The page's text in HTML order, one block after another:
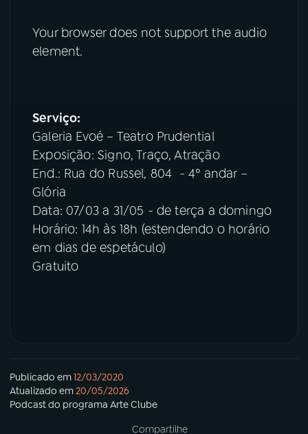
Your browser does not support the audio
element.
Serviço:
Galeria Evoé – Teatro Prudential
Exposição: Signo, Traço, Atração
End.: Rua do Russel, 804 - 4º andar –
Glória
Data: 07/03 a 31/05 - de terça a domingo
Horário: 14h às 18h (estendendo o horário
em dias de espetáculo)
Gratuito
Publicado em12/03/2020
Atualizado em20/05/2026
Podcastdo programa Arte Clube
Compartilhe